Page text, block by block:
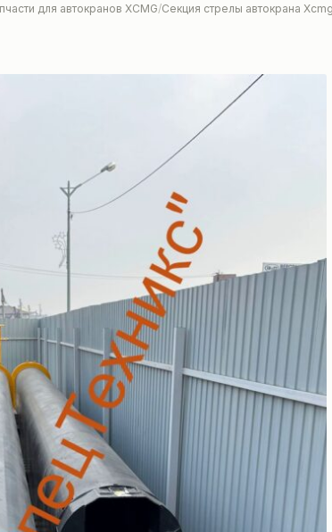
для автокранов XCMG Секция стрелы автокрана